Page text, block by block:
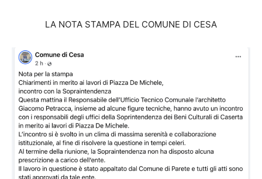
LA NOTA STAMPA DEL COMUNE DI CESA